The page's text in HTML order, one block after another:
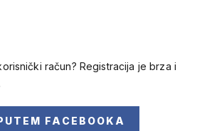
račun? Registracija je brza i
FACEBOOKA